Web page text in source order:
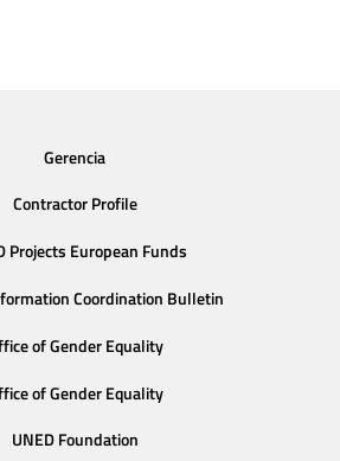
Gerencia
Contractor Profile
Projects European Funds
Coordination Bulletin
of Gender Equality
of Gender Equality
UNED Foundation